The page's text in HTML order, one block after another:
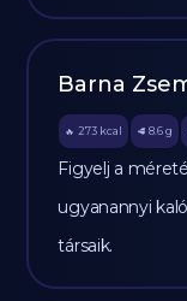
Barna
🔥 273 kcal 🥩 8.6 g
Figyelj a
ugyanannyi
társaik.